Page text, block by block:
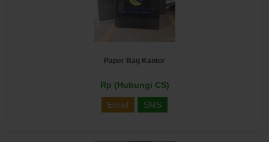
Paper Bag Kantor
Rp (Hubungi CS)
Email SMS